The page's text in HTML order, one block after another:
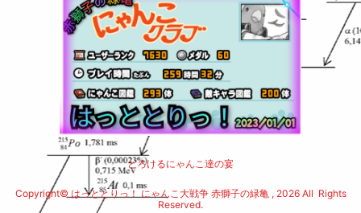
とろけるにゃんこ達の宴
Copyright© はっととりっ！ にゃんこ大戦争 赤獅子の緑亀 , 2026 All Rights
Reserved.